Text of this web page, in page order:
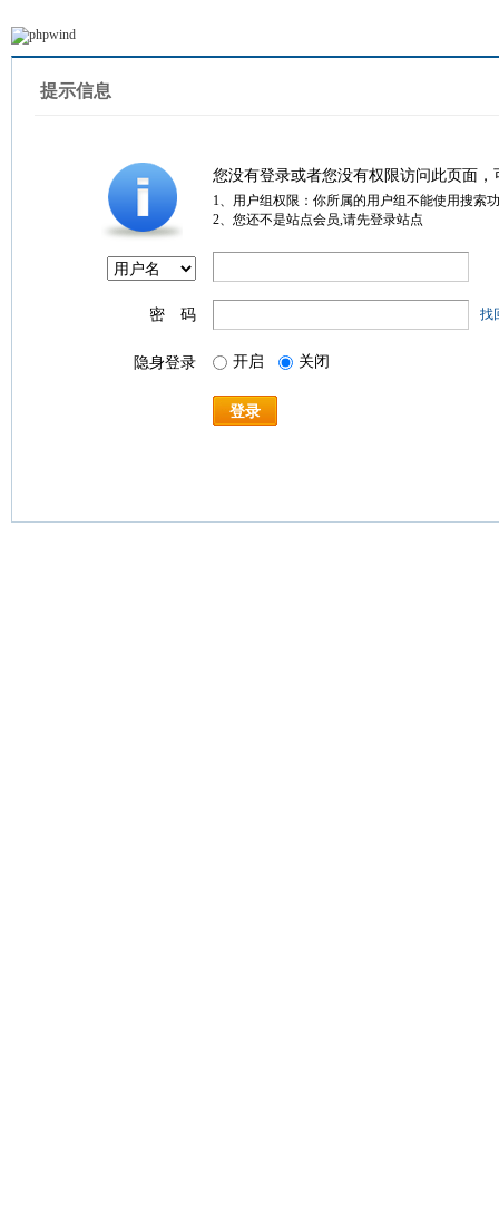
提示信息
您没有登录或者您没有权限访问此页面
1、用户组权限：你所属的用户组不能使用搜索
2、您还不是站点会员,请先登录站点
密 码 找
隐身登录 开启 关闭
登录